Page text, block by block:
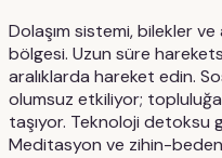
Dolaşım sistemi, bilekler
bölgesi. Uzun süre
aralıklarda hareket edin.
olumsuz etkiliyor;
taşıyor. Teknoloji detoksu
Meditasyon ve zihin-